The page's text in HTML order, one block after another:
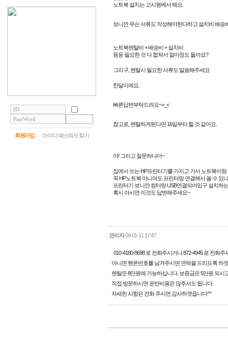
회원가입 아이디·패스워드 찾기
노트북 설치는 고시원에서 해요.
보니깐 무슨 서류도 작성해야한다하고 설치비 배송
노트북렌탈비 + 배송비 + 설치비
등등 필요한 것 다 합쳐서 얼마정도 들까요?
그리구, 렌탈시 필요한 서류도 말씀해주세요
한달이에요.
빠른답변부탁드려요~>_<
참고로, 렌탈하게된다면 16일부터 할 것 같아요.
아! 그리고 질문하나더~
집에서 쓰는 HP프린터기를 가지고 가서 노트북이
꼭 HP노트북 아니여도 프린터랑 연결해서 쓸 수 있
프린터기 보니깐 컴터랑 USB연결되어있구 설치하
혹시 아시면 이것도 답변해주세요~
관리자 09-01-11 17:47
010-4180-8698 로 전화주시거나 872-4945 로 전화주
아니면 핸폰번호를 남겨주시면 연락을 드리도록 하
렌탈은 8만원에 가능하십니다. 보증금은 5만원 되
직접 방문하시면 운반비용은 않주셔도 됩니다
자세한 사항은 전화 주시면 감사하겟읍니다^^